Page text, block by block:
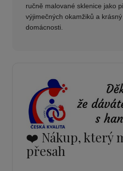
ručně malované sklenice jako
výjimečných okamžiků a
domácnosti.
❤️ Nákup, který
přesah